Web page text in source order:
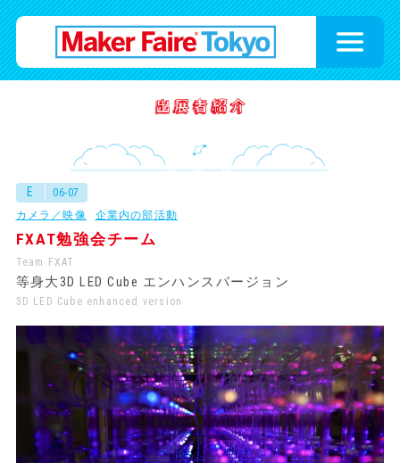
E
06-07
カメラ／映像
企業内の部活動
FXAT勉強会チーム
Team FXAT
等身大3D LED Cube エンハンスバージョン
3D LED Cube enhanced version